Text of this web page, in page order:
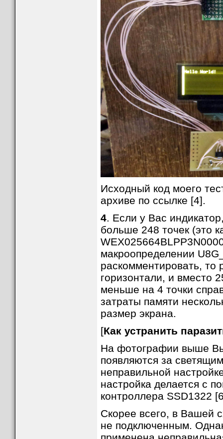
Исходный код моего
архиве по ссылке [4].
4. Если у Вас
больше 248 точек (это
макроопределении
раскомментировать, то
горизонтали, и вместо
меньше на 4 точки
затраты памяти
размер экрана.
[Как устранить
На фотографии выше Вы
появляются за
неправильной
настройка делается с
контроллера SSD1322
Скорее всего, в Вашей
не подключенным.